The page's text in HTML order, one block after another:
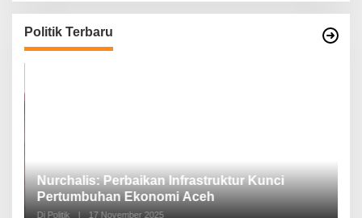
Politik Terbaru
Nurchalis: Perbaikan Infrastruktur Kunci
Pertumbuhan Ekonomi Aceh
Di Politik | 17 November 2025